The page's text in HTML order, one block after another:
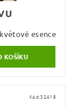
esence
Kód:32418